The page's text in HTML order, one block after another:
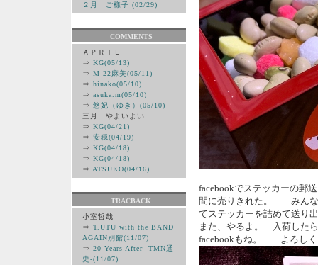
２月 ご様子 (02/29)
COMMENTS
ＡＰＲＩＬ
⇒ KG(05/13)
⇒ M-22麻美(05/11)
⇒ hinako(05/10)
⇒ asuka.m(05/10)
⇒ 悠妃（ゆき）(05/10)
三月 やよいよい
⇒ KG(04/21)
⇒ 安穏(04/19)
⇒ KG(04/18)
⇒ KG(04/18)
⇒ ATSUKO(04/16)
TRACBACK
小室哲哉
⇒ T.UTU with the BAND
AGAIN別館(11/07)
⇒ 20 Years After -TMN通
史-(11/07)
facebookでステッカーの
間に売りきれた。 みんな
てステッカーを詰めて送
また、やるよ。 入荷した
facebookもね。 よろしく